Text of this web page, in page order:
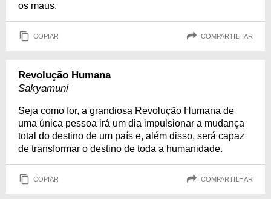
os maus.
COPIAR COMPARTILHAR
Revolução Humana
Sakyamuni
Seja como for, a grandiosa Revolução Humana de
uma única pessoa irá um dia impulsionar a mudança
total do destino de um país e, além disso, será capaz
de transformar o destino de toda a humanidade.
COPIAR COMPARTILHAR